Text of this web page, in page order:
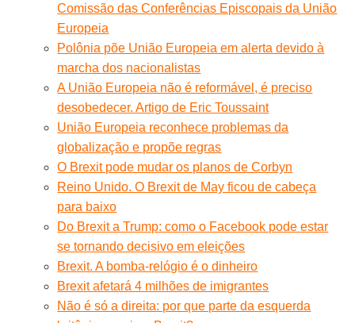
Comissão das Conferências Episcopais da União
Europeia
Polônia põe União Europeia em alerta devido à
marcha dos nacionalistas
A União Europeia não é reformável, é preciso
desobedecer. Artigo de Eric Toussaint
União Europeia reconhece problemas da
globalização e propõe regras
O Brexit pode mudar os planos de Corbyn
Reino Unido. O Brexit de May ficou de cabeça
para baixo
Do Brexit a Trump: como o Facebook pode estar
se tornando decisivo em eleições
Brexit. A bomba-relógio é o dinheiro
Brexit afetará 4 milhões de imigrantes
Não é só a direita: por que parte da esquerda